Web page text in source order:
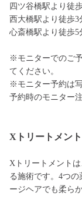
四ツ谷橋駅より徒
西大橋駅より徒歩3
心斎橋駅より徒歩5
※モニターでのご
てください。
※モニター予約は
予約時のモニター
Xトリートメン
Xトリートメント
る施術です。4つ
ージヘアでも柔ら